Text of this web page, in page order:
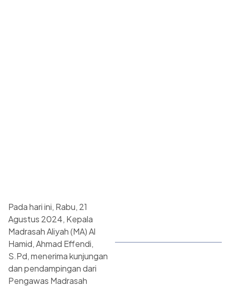
Pada hari ini, Rabu, 21
Agustus 2024, Kepala
Madrasah Aliyah (MA) Al
Hamid, Ahmad Effendi,
S.Pd, menerima kunjungan
dan pendampingan dari
Pengawas Madrasah